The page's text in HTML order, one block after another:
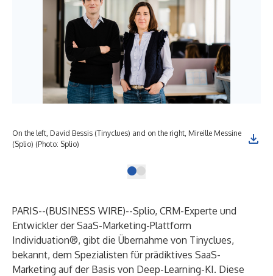
On the left, David Bessis (Tinyclues) and on the right, Mireille Messine
(Splio) (Photo: Splio)
PARIS--(BUSINESS WIRE)--Splio, CRM-Experte und
Entwickler der SaaS-Marketing-Plattform
Individuation®, gibt die Übernahme von Tinyclues,
bekannt, dem Spezialisten für prädiktives SaaS-
Marketing auf der Basis von Deep-Learning-KI. Diese